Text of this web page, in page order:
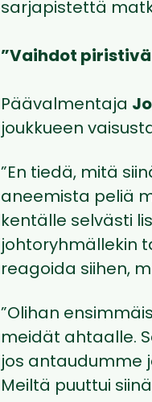
sarjapistettä
”Vaihdot
Päävalmentaja
joukkueen
”En tiedä, mitä
aneemista peliä
kentälle selvästi
johtoryhmällekin
reagoida siihen,
”Olihan
meidät ahtaalle.
jos antaudumme
Meiltä puuttui